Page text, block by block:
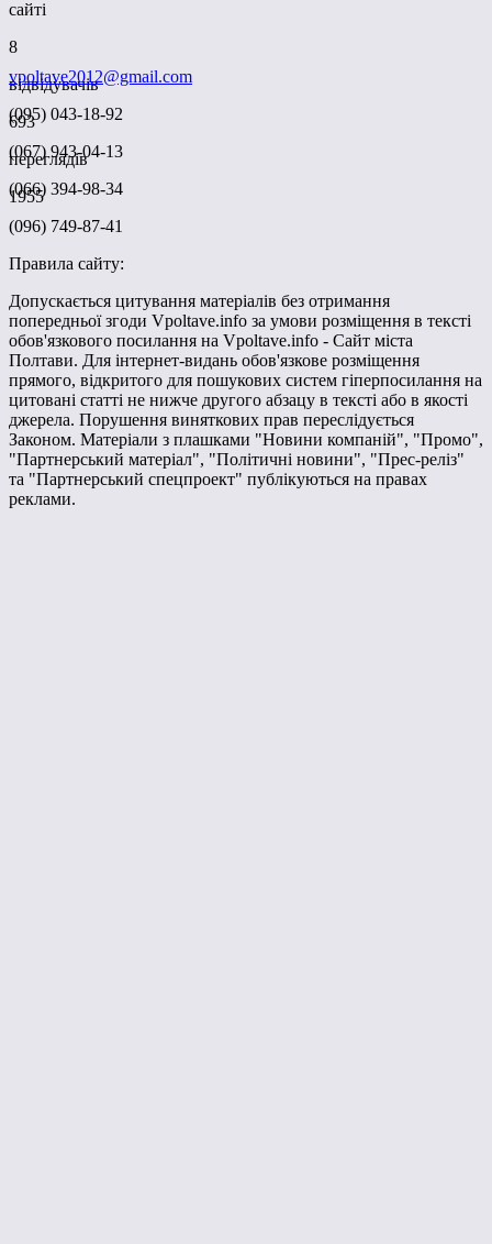
сайті
8
відвідувачів
693
переглядів
1955
vpoltave2012@gmail.com
(095) 043-18-92
(067) 943-04-13
(066) 394-98-34
(096) 749-87-41
Правила сайту:
Допускається цитування матеріалів без отримання
попередньої згоди Vpoltave.info за умови розміщення в тексті
обов'язкового посилання на Vpoltave.info - Сайт міста
Полтави. Для інтернет-видань обов'язкове розміщення
прямого, відкритого для пошукових систем гіперпосилання на
цитовані статті не нижче другого абзацу в тексті або в якості
джерела. Порушення виняткових прав переслідується
Законом. Матеріали з плашками "Новини компаній", "Промо",
"Партнерський матеріал", "Політичні новини", "Прес-реліз"
та "Партнерський спецпроект" публікуються на правах
реклами.